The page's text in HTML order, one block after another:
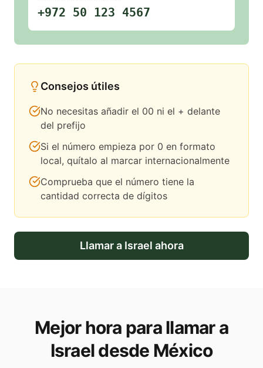
+972 50 123 4567
Consejos útiles
No necesitas añadir el 00 ni el + delante
del prefijo
Si el número empieza por 0 en formato
local, quítalo al marcar internacionalmente
Comprueba que el número tiene la
cantidad correcta de dígitos
Llamar a Israel ahora
Mejor hora para llamar a
Israel desde México